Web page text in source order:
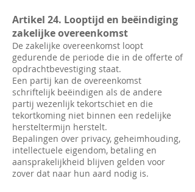
Artikel 24. Looptijd en beëindiging
zakelijke overeenkomst
De zakelijke overeenkomst loopt
gedurende de periode die in de offerte of
opdrachtbevestiging staat.
Een partij kan de overeenkomst
schriftelijk beëindigen als de andere
partij wezenlijk tekortschiet en die
tekortkoming niet binnen een redelijke
hersteltermijn herstelt.
Bepalingen over privacy, geheimhouding,
intellectuele eigendom, betaling en
aansprakelijkheid blijven gelden voor
zover dat naar hun aard nodig is.